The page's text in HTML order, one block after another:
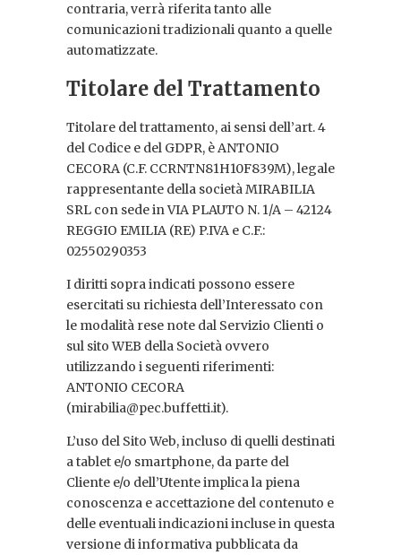
contraria, verrà riferita tanto alle
comunicazioni tradizionali quanto a quelle
automatizzate.
Titolare del Trattamento
Titolare del trattamento, ai sensi dell’art. 4
del Codice e del GDPR, è ANTONIO
CECORA (C.F. CCRNTN81H10F839M), legale
rappresentante della società MIRABILIA
SRL con sede in VIA PLAUTO N. 1/A – 42124
REGGIO EMILIA (RE) P.IVA e C.F.:
02550290353
I diritti sopra indicati possono essere
esercitati su richiesta dell’Interessato con
le modalità rese note dal Servizio Clienti o
sul sito WEB della Società ovvero
utilizzando i seguenti riferimenti:
ANTONIO CECORA
(mirabilia@pec.buffetti.it).
L’uso del Sito Web, incluso di quelli destinati
a tablet e/o smartphone, da parte del
Cliente e/o dell’Utente implica la piena
conoscenza e accettazione del contenuto e
delle eventuali indicazioni incluse in questa
versione di informativa pubblicata da